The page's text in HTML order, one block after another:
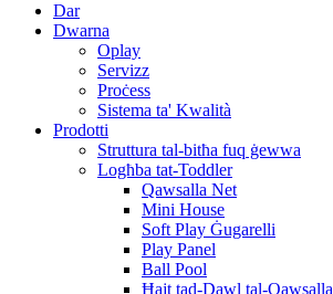
Dar
Dwarna
Oplay
Servizz
Proċess
Sistema ta' Kwalità
Prodotti
Struttura tal-bitħa fuq ġewwa
Logħba tat-Toddler
Qawsalla Net
Mini House
Soft Play Ġugarelli
Play Panel
Ball Pool
Ħajt tad-Dawl tal-Qawsalla